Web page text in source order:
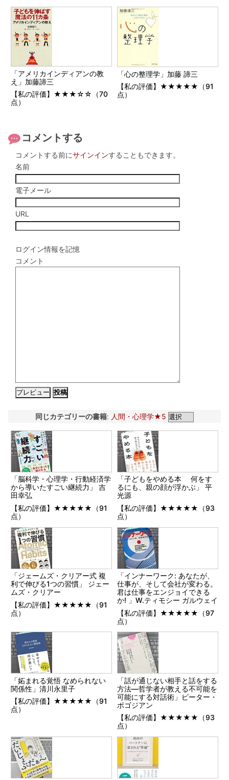
「アメリカインディアンの教
え」加藤諦三
【私の評価】★★★☆☆（70
点）
「心の整理学」加藤 諦三
【私の評価】★★★★★（91
点）
コメントする
コメントする前にサインインすることもできます。
名前
電子メール
URL
ログイン情報を記憶
コメント
同じカテゴリーの書籍: 人間・心理学★5
「脳科学・心理学・行動経済学
から導いたすごい継続力」 吉
田幸弘
【私の評価】★★★★★（91
点）
「子どもをやめる本 何をす
るにも、親の顔が浮かぶ」 平
光源
【私の評価】★★★★★（93
点）
「ジェームズ・クリアー式 複
利で伸びる1つの習慣」 ジェー
ムズ・クリアー
【私の評価】★★★★★（91
点）
「インナーワーク: あなたが、
仕事が、そして会社が変わる。
君は仕事をエンジョイできる
か! 」W.ティモシー ガルウェイ
【私の評価】★★★★★（97
点）
「妬まれる覚悟 なめられない
関係性」清川永里子
【私の評価】★★★★★（91
点）
「話が通じない相手と話をする
方法―哲学者が教える不可能を
可能にする対話術」ピーター・
ボゴジアン
【私の評価】★★★★★（93
点）